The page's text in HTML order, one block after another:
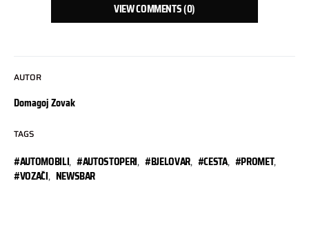
AUTOR
Domagoj Zovak
TAGS
#AUTOMOBILI, #AUTOSTOPERI, #BJELOVAR, #CESTA, #PROMET,
#VOZAČI, NEWSBAR
VIEW COMMENTS (0)